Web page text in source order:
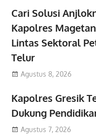
Cari Solusi
Kapolres
Lintas Sektoral
Telur
Agustus 8, 2026
Kapolres Gresik
Dukung
Agustus 7, 2026